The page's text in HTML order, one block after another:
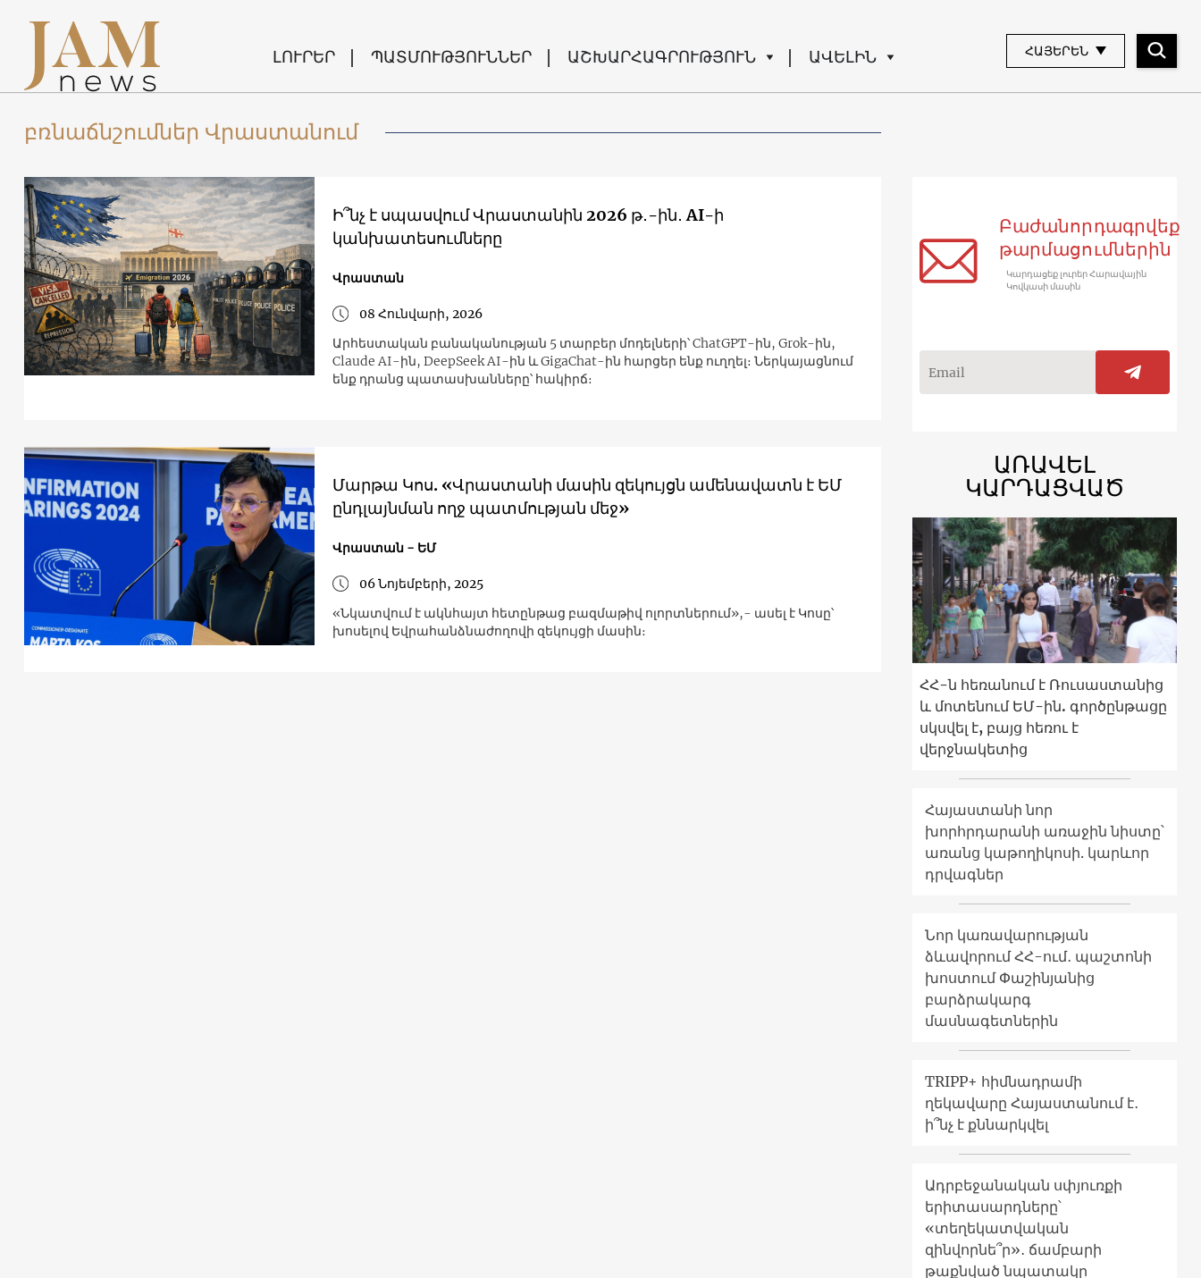
ԼՈՒՐԵՐ ՊԱՏՄՈՒԹՅՈՒՆՆԵՐ ԱՇԽԱՐՀԱԳՐՈՒԹՅՈՒՆ ԱՎԵԼԻՆ ՀԱՅԵՐԵՆ
բռնաճնշումներ Վրաստանում
Ի՞նչ է սպասվում Վրաստանին 2026 թ․-ին․ AI-ի
կանխատեսումները
Վրաստան
08 Հունվարի, 2026
Արհեստական ​​բանականության 5 տարբեր մոդելների՝ ChatGPT-ին, Grok-ին,
Claude AI-ին, DeepSeek AI-ին և GigaChat-ին հարցեր ենք ուղղել։ Ներկայացնում
ենք դրանց պատասխանները՝ հակիրճ։
Մարթա Կոս. «Վրաստանի մասին զեկույցն ամենավատն է ԵՄ
ընդլայնման ողջ պատմության մեջ»
Վրաստան - ԵՄ
06 Նոյեմբերի, 2025
«Նկատվում է ակնհայտ հետընթաց բազմաթիվ ոլորտներում»,- ասել է Կոսը՝
խոսելով Եվրահանձնաժողովի զեկույցի մասին։
Բաժանորդագրվեք
թարմացումներին
Կարդացեք լուրեր Հարավային
Կովկասի մասին
ԱՌԱՎԵԼ
ԿԱՐԴԱՑՎԱԾ
ՀՀ-ն հեռանում է Ռուսաստանից
և մոտենում ԵՄ-ին. գործընթացը
սկսվել է, բայց հեռու է
վերջնակետից
Հայաստանի նոր
խորհրդարանի առաջին նիստը՝
առանց կաթողիկոսի. կարևոր
դրվագներ
Նոր կառավարության
ձևավորում ՀՀ-ում․ պաշտոնի
խոստում Փաշինյանից
բարձրակարգ
մասնագետներին
TRIPP+ հիմնադրամի
ղեկավարը Հայաստանում է․
ի՞նչ է քննարկվել
Ադրբեջանական սփյուռքի
երիտասարդները՝
«տեղեկատվական
զինվորնե՞ր»․ ճամբարի
թաքնված նպատակը